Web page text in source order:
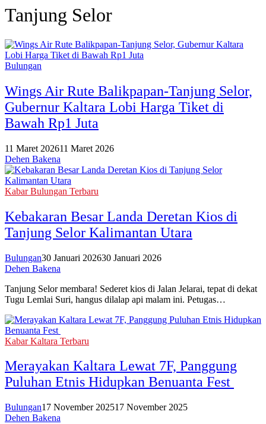
Tanjung Selor
Bulungan
Wings Air Rute Balikpapan-Tanjung Selor,
Gubernur Kaltara Lobi Harga Tiket di
Bawah Rp1 Juta
11 Maret 202611 Maret 2026
Dehen Bakena
Kabar Bulungan Terbaru
Kebakaran Besar Landa Deretan Kios di
Tanjung Selor Kalimantan Utara
Bulungan30 Januari 202630 Januari 2026
Dehen Bakena
Tanjung Selor membara! Sederet kios di Jalan Jelarai, tepat di dekat
Tugu Lemlai Suri, hangus dilalap api malam ini. Petugas…
Kabar Kaltara Terbaru
Merayakan Kaltara Lewat 7F, Panggung
Puluhan Etnis Hidupkan Benuanta Fest
Bulungan17 November 202517 November 2025
Dehen Bakena